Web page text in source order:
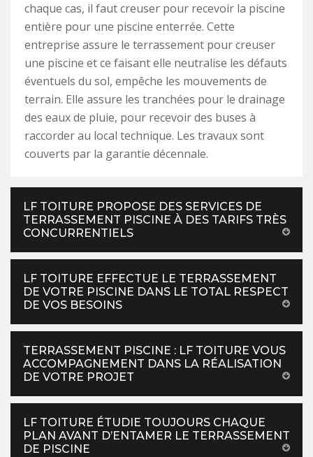
chaque cas, il faut creuser pour recevoir la piscine
entière pour une piscine enterrée. Cette
entreprise assure le terrassement pour creuser
une piscine et ce faisant elle neutralise les défauts
éventuels du sol, empêche les mouvements de
terrain. Elle assure les tranchées pour le drainage
des eaux de pluie, pour recevoir des buses à
raccorder au local technique. Les travaux sont
couverts par la garantie décennale.
LF TOITURE PROPOSE DES SERVICES DE
TERRASSEMENT PISCINE À DES TARIFS TRÈS
CONCURRENTIELS
LF TOITURE EFFECTUE LE TERRASSEMENT
DE VOTRE PISCINE DANS LE TOTAL RESPECT
DE VOS BESOINS
TERRASSEMENT PISCINE : LF TOITURE VOUS
ACCOMPAGNEMENT DANS LA RÉALISATION
DE VOTRE PROJET
LF TOITURE ÉTUDIE TOUJOURS CHAQUE
PLAN AVANT D’ENTAMER LE TERRASSEMENT
DE PISCINE